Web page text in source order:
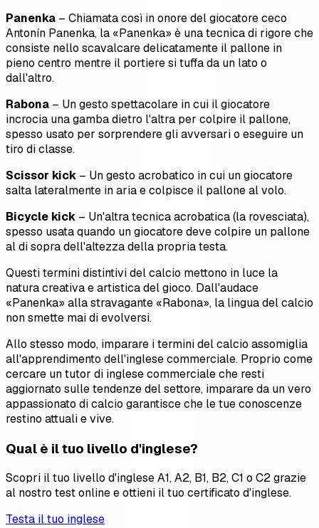
Panenka – Chiamata così in onore del giocatore ceco
Antonín Panenka, la «Panenka» è una tecnica di rigore che
consiste nello scavalcare delicatamente il pallone in
pieno centro mentre il portiere si tuffa da un lato o
dall'altro.
Rabona – Un gesto spettacolare in cui il giocatore
incrocia una gamba dietro l'altra per colpire il pallone,
spesso usato per sorprendere gli avversari o eseguire un
tiro di classe.
Scissor kick – Un gesto acrobatico in cui un giocatore
salta lateralmente in aria e colpisce il pallone al volo.
Bicycle kick – Un'altra tecnica acrobatica (la rovesciata),
spesso usata quando un giocatore deve colpire un pallone
al di sopra dell'altezza della propria testa.
Questi termini distintivi del calcio mettono in luce la
natura creativa e artistica del gioco. Dall'audace
«Panenka» alla stravagante «Rabona», la lingua del calcio
non smette mai di evolversi.
Allo stesso modo, imparare i termini del calcio assomiglia
all'apprendimento dell'inglese commerciale. Proprio come
cercare un tutor di inglese commerciale che resti
aggiornato sulle tendenze del settore, imparare da un vero
appassionato di calcio garantisce che le tue conoscenze
restino attuali e vive.
Qual è il tuo livello d'inglese?
Scopri il tuo livello d'inglese A1, A2, B1, B2, C1 o C2 grazie
al nostro test online e ottieni il tuo certificato d'inglese.
Testa il tuo inglese